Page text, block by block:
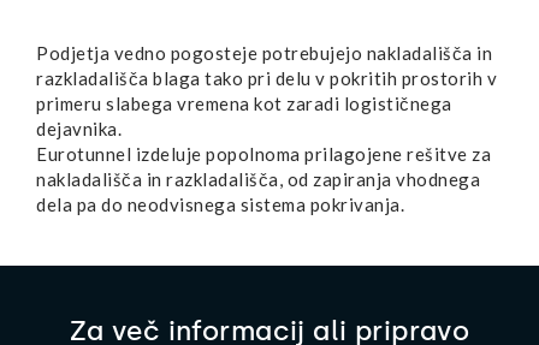
Podjetja vedno pogosteje potrebujejo nakladališča in
razkladališča blaga tako pri delu v pokritih prostorih v
primeru slabega vremena kot zaradi logističnega
dejavnika.
Eurotunnel izdeluje popolnoma prilagojene rešitve za
nakladališča in razkladališča, od zapiranja vhodnega
dela pa do neodvisnega sistema pokrivanja.
Za več informacij ali pripravo